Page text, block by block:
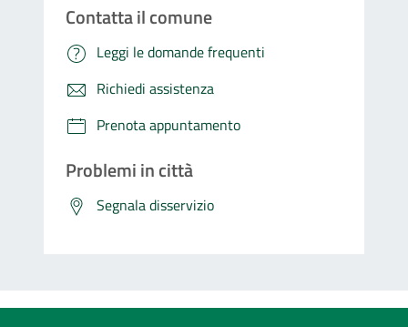
Contatta il comune
Leggi le domande frequenti
Richiedi assistenza
Prenota appuntamento
Problemi in città
Segnala disservizio